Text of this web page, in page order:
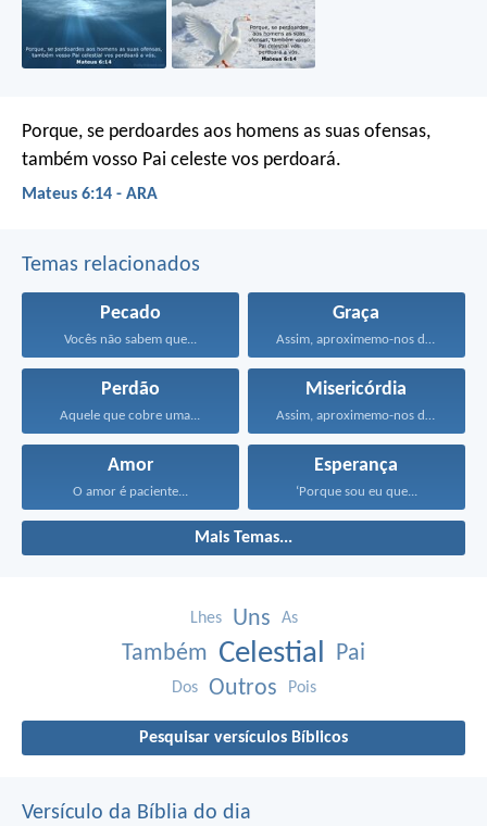
Porque, se perdoardes aos homens as suas ofensas,
também vosso Pai celeste vos perdoará.
Mateus 6:14 - ARA
Temas relacionados
Pecado
Vocês não sabem que...
Graça
Assim, aproximemo-nos do trono...
Perdão
Aquele que cobre uma...
Misericórdia
Assim, aproximemo-nos do trono...
Amor
O amor é paciente...
Esperança
‘Porque sou eu que...
Mais Temas...
Lhes Uns As
Também Celestial Pai
Dos Outros Pois
Pesquisar versículos Bíblicos
Versículo da Bíblia do dia